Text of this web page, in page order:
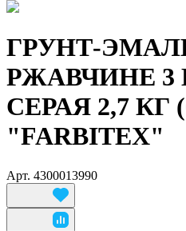
ГРУНТ-
РЖАВЧИНЕ 3
СЕРАЯ 2,7 КГ
"FARBITEX"
Арт. 4300013990